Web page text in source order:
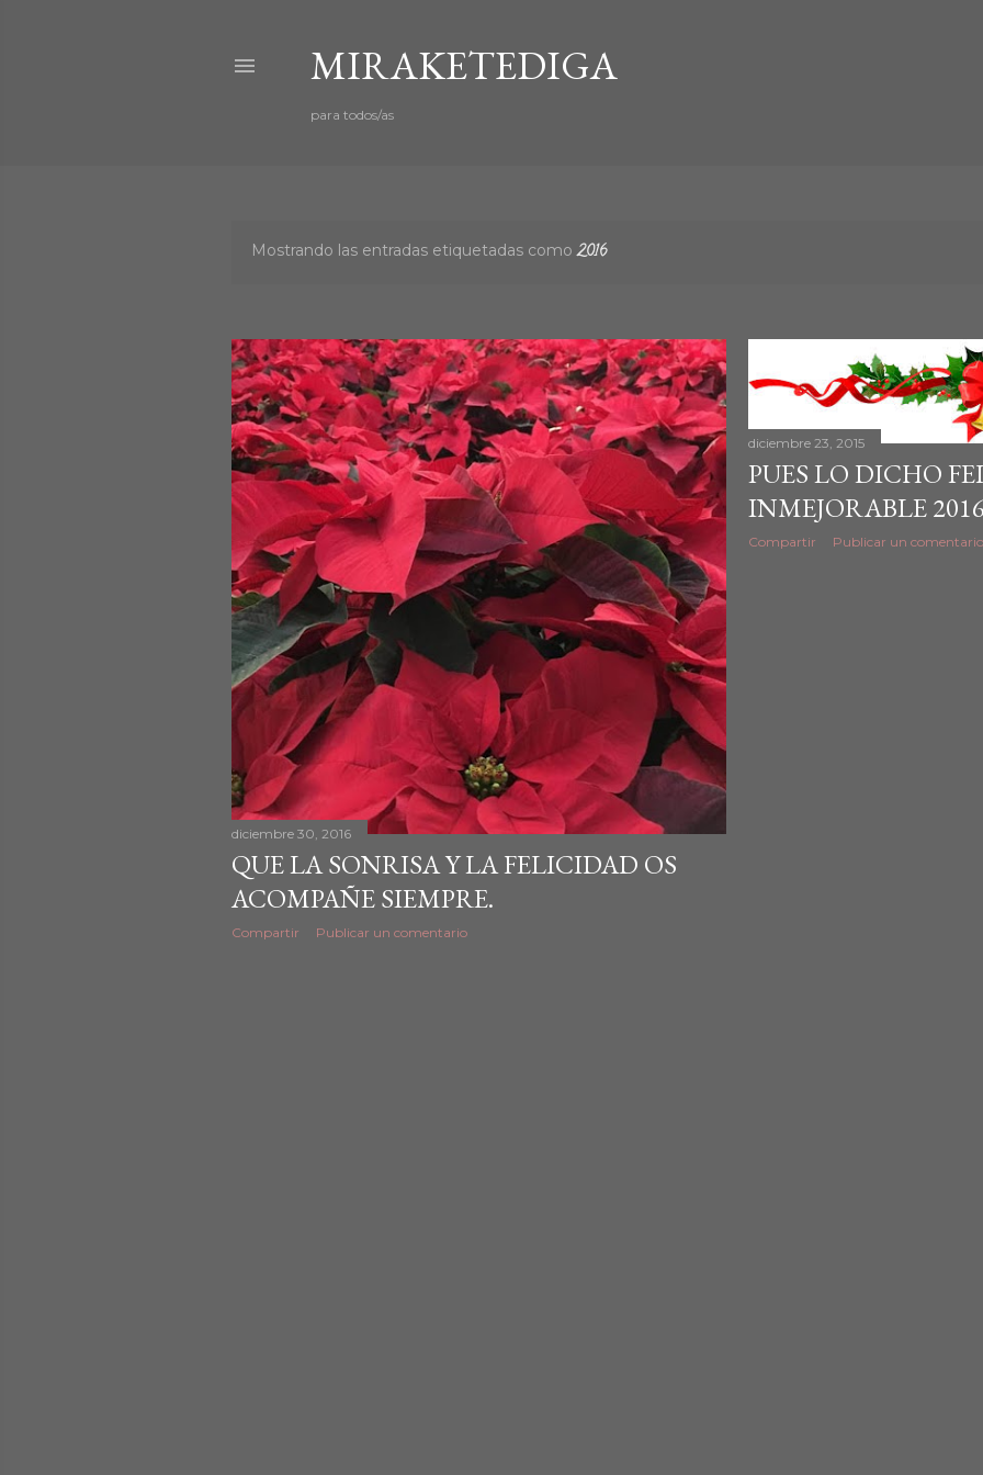
MIRAKETEDIGA
para todos/as
E
n
t
r
a
d
a
s
Mostrando las entradas etiquetadas como2016
diciembre 30, 2016
QUE LA SONRISA Y LA FELICIDAD OS
ACOMPAÑE SIEMPRE.
Compartir Publicar un comentario
diciembre 23, 2015
PUES LO DICHO
INMEJORABLE
Compartir Publicar un comentario